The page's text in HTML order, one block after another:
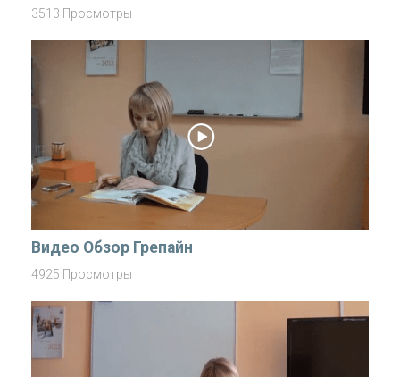
3513 Просмотры
Видео Обзор Грепайн
4925 Просмотры